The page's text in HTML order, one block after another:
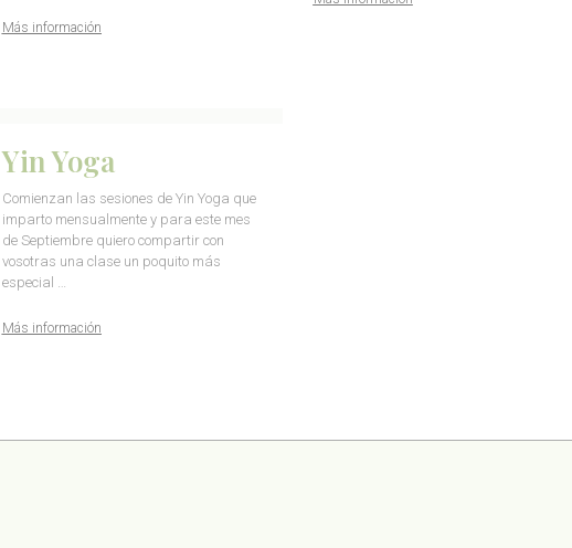
Más información
Yin Yoga
Comienzan las sesiones de Yin Yoga que
imparto mensualmente y para este mes
de Septiembre quiero compartir con
vosotras una clase un poquito más
especial …
Más información